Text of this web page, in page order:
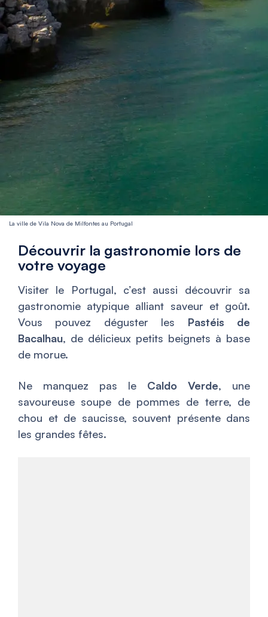
La ville de Vila Nova de Milfontes au Portugal
Découvrir la gastronomie lors de
votre voyage
Visiter le Portugal, c’est aussi découvrir sa
gastronomie atypique alliant saveur et goût.
Vous pouvez déguster les Pastéis de
Bacalhau, de délicieux petits beignets à base
de morue.
Ne manquez pas le Caldo Verde, une
savoureuse soupe de pommes de terre, de
chou et de saucisse, souvent présente dans
les grandes fêtes.